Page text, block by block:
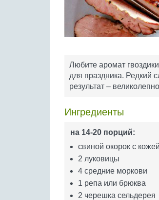
Любите аромат
для праздника. Редкий
результат –
Ингредиенты
на 14-20 порций:
свиной окорок с
2 луковицы
4 средние моркови
1 репа или брюква
2 черешка сельдерея